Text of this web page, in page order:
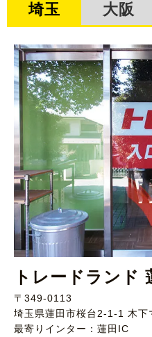
埼玉 大阪
トレードランド
〒349-0113
埼玉県蓮田市桜台2-1-1 木
最寄りインター：蓮田IC